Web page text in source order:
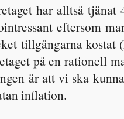
har alltså tjänat
eftersom
tillgångarna kostat
på en rationell
är att vi ska
inflation.